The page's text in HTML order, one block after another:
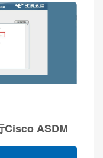
win7-
新Windows补丁也
、F660等设备的
命令，如果
会添加一些常用的
Cisco ASDM